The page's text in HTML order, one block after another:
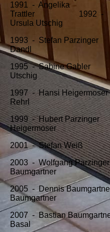
1991 - Angelika
Trattler 1992 -
Ursula Utschig
1993 - Stefan
Dandl
1995 - Sabine
Utschig
1997 - Hansi
Rehrl
1999 - Hubert
Heigermoser
2001 - Stefan
2003 - Wolfgang
Baumgartner
2005 - Dennis
Baumgartner
2007 - Bastian
Basal